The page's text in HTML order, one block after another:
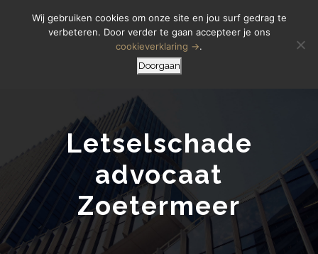
Letselschade Melden 06 14 200 440
Letselschade
advocaat
Zoetermeer
Wij gebruiken cookies om onze site en jou surf gedrag te
verbeteren. Door verder te gaan accepteer je ons
cookieverklaring →.
Doorgaan